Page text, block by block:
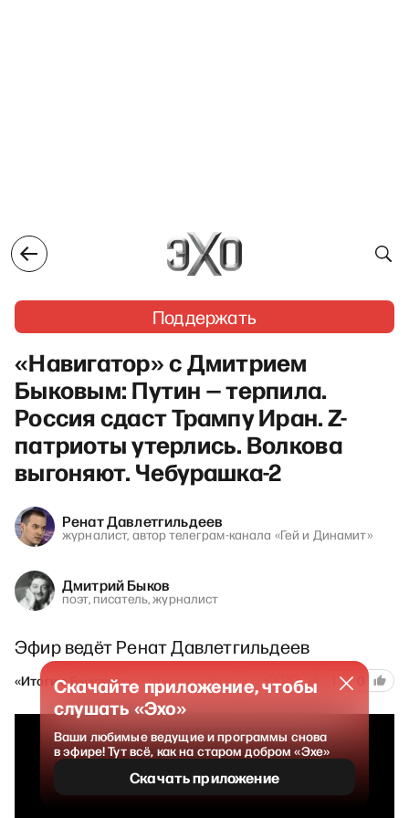
Поддержать
«Навигатор» с Дмитрием
Быковым: Путин — терпила.
Россия сдаст Трампу Иран. Z-
патриоты утерлись. Волкова
выгоняют. Чебурашка-2
Ренат Давлетгильдеев
журналист, автор телеграм-канала «Гей и Динамит»
Дмитрий Быков
поэт, писатель, журналист
Эфир ведёт Ренат Давлетгильдеев
«Итоги с Быковым» 10 января 2026 383
Скачайте приложение, чтобы
слушать «Эхо»
Ваши любимые ведущие и программы снова
в эфире! Тут всё, как на старом добром «Эхе»
Скачать приложение